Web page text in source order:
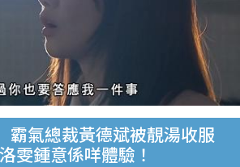
霸氣總裁黃德斌被靚湯收服
雯鍾意係咩體驗！